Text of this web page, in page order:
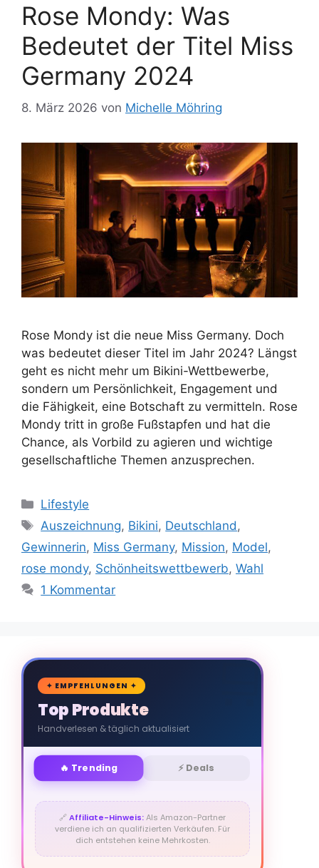
Rose Mondy: Was
Bedeutet der Titel Miss
Germany 2024
8. März 2026 von Michelle Möhring
Rose Mondy ist die neue Miss Germany. Doch
was bedeutet dieser Titel im Jahr 2024? Längst
geht es nicht mehr um Bikini-Wettbewerbe,
sondern um Persönlichkeit, Engagement und
die Fähigkeit, eine Botschaft zu vermitteln. Rose
Mondy tritt in große Fußstapfen und hat die
Chance, als Vorbild zu agieren und wichtige
gesellschaftliche Themen anzusprechen.
Kategorien
Lifestyle
Schlagwörter
Auszeichnung, Bikini, Deutschland ,
Gewinnerin, Miss Germany, Mission, Model,
rose mondy, Schönheitswettbewerb, Wahl
1 Kommentar
🛒
✦ EMPFEHLUNGEN ✦
Top Produkte
Handverlesen & täglich aktualisiert
🔥 Trending ⚡ Deals
🔗Affiliate-Hinweis:Als Amazon-Partner
verdiene ich an qualifizierten Verkäufen. Für
dich entstehen keine Mehrkosten.